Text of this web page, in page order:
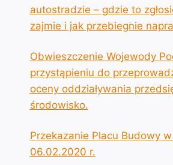
autostradzie – gdzie to
zajmie i jak przebiegnie
Obwieszczenie Wojewody
przystąpieniu do
oceny oddziaływania
środowisko.
Przekazanie Placu Budowy
06.02.2020 r.